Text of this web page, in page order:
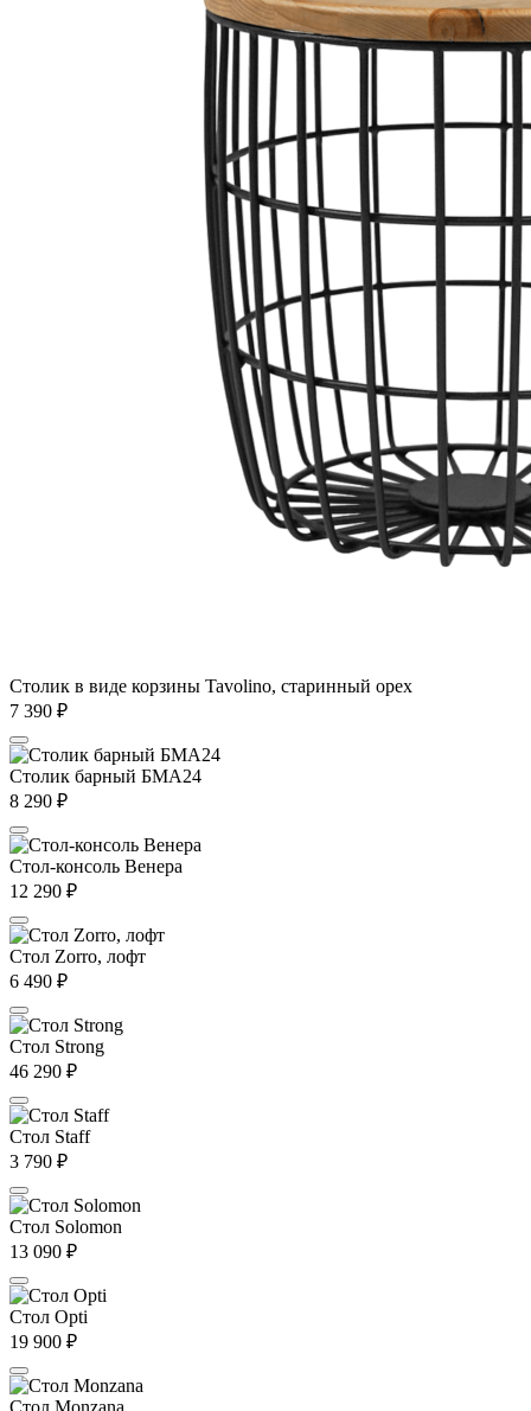
Столик в виде корзины Tavolino, старинный орех
7 390 ₽
Столик барный БМА24
8 290 ₽
Стол-консоль Венера
12 290 ₽
Стол Zorro, лофт
6 490 ₽
Стол Strong
46 290 ₽
Стол Staff
3 790 ₽
Стол Solomon
13 090 ₽
Стол Opti
19 900 ₽
Стол Monzana